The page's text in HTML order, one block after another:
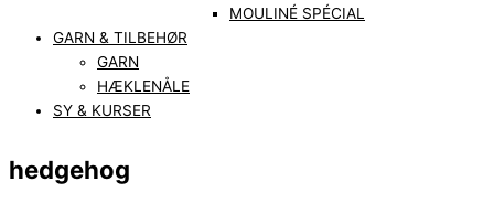
MOULINÉ SPÉCIAL
GARN & TILBEHØR
GARN
HÆKLENÅLE
SY & KURSER
hedgehog